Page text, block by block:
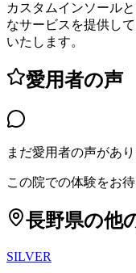
カスタムインソール
なサービスを提供し
いたします。
愛用者の声
まだ愛用者の声があ
この院での体験をお
長野県の他
SILVER